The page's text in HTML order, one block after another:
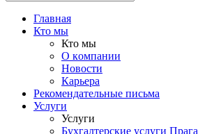
Главная
Кто мы
Кто мы
О компании
Новости
Карьера
Рекомендательные письма
Услуги
Услуги
Бухгалтерские услуги Прага